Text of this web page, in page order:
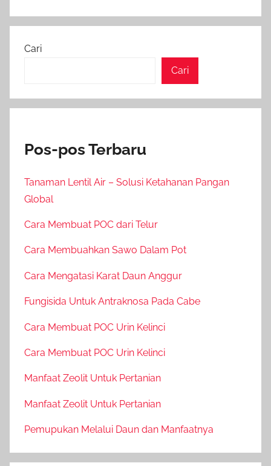
Cari
Cari
Pos-pos Terbaru
Tanaman Lentil Air – Solusi Ketahanan Pangan
Global
Cara Membuat POC dari Telur
Cara Membuahkan Sawo Dalam Pot
Cara Mengatasi Karat Daun Anggur
Fungisida Untuk Antraknosa Pada Cabe
Cara Membuat POC Urin Kelinci
Cara Membuat POC Urin Kelinci
Manfaat Zeolit Untuk Pertanian
Manfaat Zeolit Untuk Pertanian
Pemupukan Melalui Daun dan Manfaatnya